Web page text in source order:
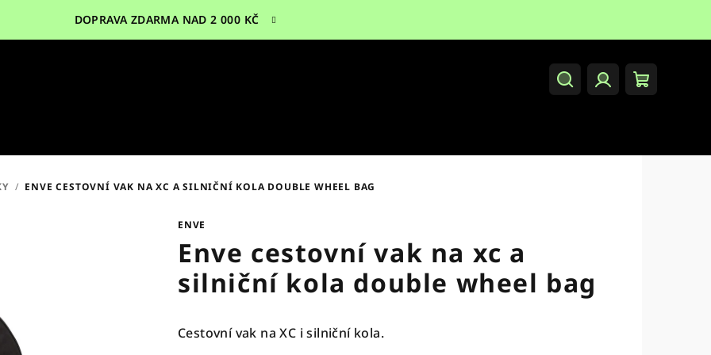
DOPRAVA ZDARMA NAD 2 000 KČ
HledatPřihlášeníNákupní
/ ENVE CESTOVNÍ VAK NA XC A SILNIČNÍ KOLA DOUBLE WHEEL BAG
ENVE
Enve cestovní vak na xc a
silniční kola double wheel bag
Cestovní vak na XC i silniční kola.